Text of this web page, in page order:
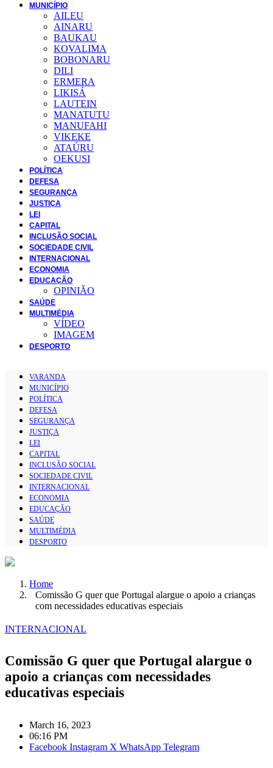
MUNICÍPIO
AILEU
AINARU
BAUKAU
KOVALIMA
BOBONARU
DILI
ERMERA
LIKISÁ
LAUTEIN
MANATUTU
MANUFAHI
VIKEKE
ATAÚRU
OEKUSI
POLÍTICA
DEFESA
SEGURANÇA
JUSTIÇA
LEI
CAPITAL
INCLUSÃO SOCIAL
SOCIEDADE CIVIL
INTERNACIONAL
ECONOMIA
EDUCAÇÃO
OPINIÃO
SAÚDE
MULTIMÉDIA
VÍDEO
IMAGEM
DESPORTO
VARANDA
MUNICÍPIO
POLÍTICA
DEFESA
SEGURANÇA
JUSTIÇA
LEI
CAPITAL
INCLUSÃO SOCIAL
SOCIEDADE CIVIL
INTERNACIONAL
ECONOMIA
EDUCAÇÃO
SAÚDE
MULTIMÉDIA
DESPORTO
Home
Comissão G quer que Portugal alargue o apoio a crianças
com necessidades educativas especiais
INTERNACIONAL
Comissão G quer que Portugal alargue o
apoio a crianças com necessidades
educativas especiais
March 16, 2023
06:16 PM
Facebook Instagram X WhatsApp Telegram